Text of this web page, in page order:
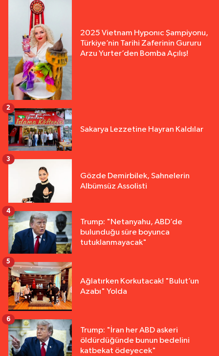
2025 Vietnam Hyponıc Şampiyonu,
Türkiye’nin Tarihi Zaferinin Gururu
Arzu Yurter’den Bomba Açılış!
Sakarya Lezzetine Hayran Kaldılar
2
Gözde Demirbilek, Sahnelerin
Albümsüz Assolisti
3
Trump: "Netanyahu, ABD’de
bulunduğu süre boyunca
tutuklanmayacak"
4
Ağlatırken Korkutacak! "Bulut’un
Azabı" Yolda
5
Trump: "İran her ABD askeri
öldürdüğünde bunun bedelini
katbekat ödeyecek"
6